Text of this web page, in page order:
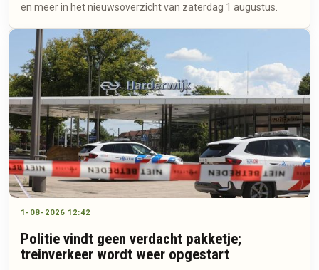
en meer in het nieuwsoverzicht van zaterdag 1 augustus.
1-08-2026 12:42
Politie vindt geen verdacht pakketje;
treinverkeer wordt weer opgestart